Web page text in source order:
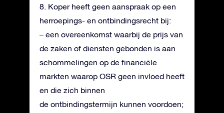
8. Koper heeft geen aanspraak op een
herroepings- en ontbindingsrecht bij:
– een overeenkomst waarbij de prijs van
de zaken of diensten gebonden is aan
schommelingen op de financiële
markten waarop OSR geen invloed heeft
en die zich binnen
de ontbindingstermijn kunnen voordoen;